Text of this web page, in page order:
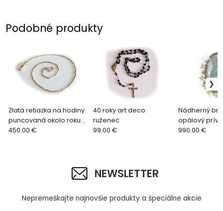
Podobné produkty
Zlatá retiazka na hodiny
puncovaná okolo roku
1900 švajčiarsko
450.00 €
40 roky art deco
ruženec
99.00 €
Nádherný
opálový
bieleho zlata,
990.00 €
NEWSLETTER
Nepremeškajte najnovšie produkty a špeciálne akcie